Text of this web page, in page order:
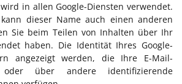
in allen Google-Diensten verwendet.
dieser Name auch einen anderen
Sie beim Teilen von Inhalten über Ihr
haben. Die Identität Ihres Google-
angezeigt werden, die Ihre E-Mail-
über andere identifizierende